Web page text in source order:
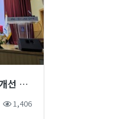
2025-03-25 장애인 인식개선 마술단 마술공연 진행
1,406